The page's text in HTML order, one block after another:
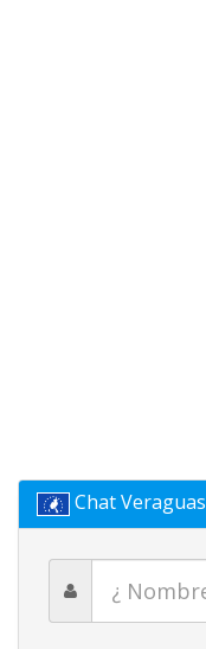
Chat Veraguas